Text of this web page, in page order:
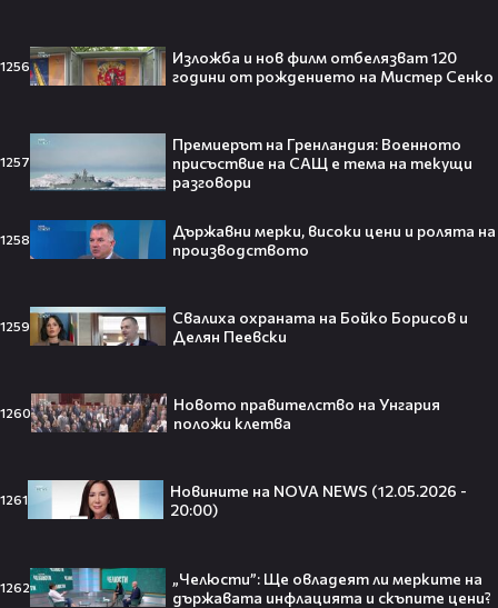
1256
Изложба и нов филм отбелязват 120
години от рождението на Мистер Сенко
1257
Премиерът на Гренландия: Военното
присъствие на САЩ е тема на текущи
разговори
1258
Държавни мерки, високи цени и ролята на
производството
1259
Свалиха охраната на Бойко Борисов и
Делян Пеевски
1260
Новото правителство на Унгария
положи клетва
1261
Новините на NOVA NEWS (12.05.2026 -
20:00)
1262
„Челюсти”: Ще овладеят ли мерките на
държавата инфлацията и скъпите цени?
Плати ли FIFA милиони на
IShowSpeed?! Истината зад
„Game of Thrones“ най-накрая
получава PC версията която
усещането за „Одисея“ на
Кристофър Нолан🤩🎮
Световното първенство по
футбол заедно с Мадона, Шакира